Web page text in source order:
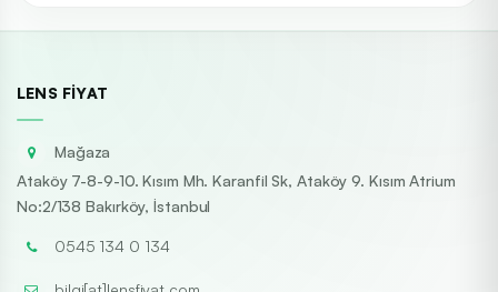
LENS FIYAT
Mağaza
Ataköy 7-8-9-10. Kısım Mh. Karanfil Sk, Ataköy 9. Kısım Atrium
No:2/138 Bakırköy, İstanbul
0545 134 0 134